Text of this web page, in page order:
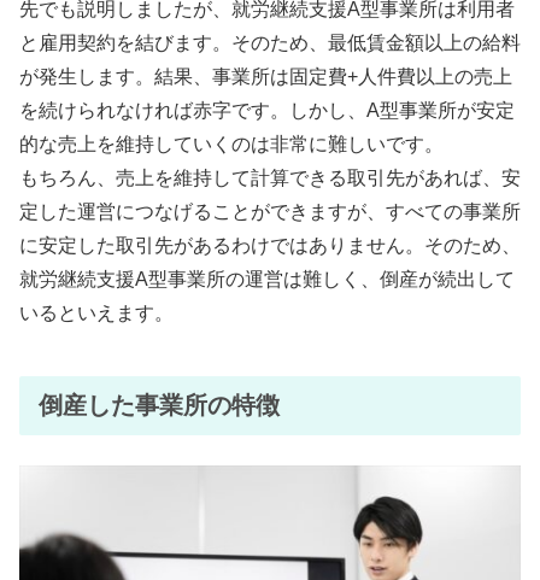
先でも説明しましたが、就労継続支援A型事業所は利用者
と雇用契約を結びます。そのため、最低賃金額以上の給料
が発生します。結果、事業所は固定費+人件費以上の売上
を続けられなければ赤字です。しかし、A型事業所が安定
的な売上を維持していくのは非常に難しいです。
もちろん、売上を維持して計算できる取引先があれば、安
定した運営につなげることができますが、すべての事業所
に安定した取引先があるわけではありません。そのため、
就労継続支援A型事業所の運営は難しく、倒産が続出して
いるといえます。
倒産した事業所の特徴